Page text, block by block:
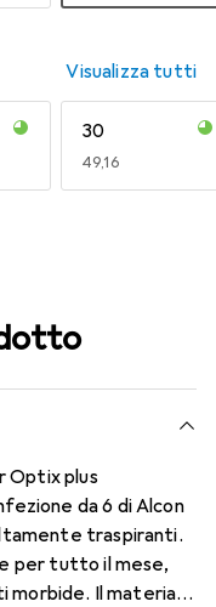
Visualizza tutti
30
EUR
49,16
Optix plus
da 6 di Alcon
traspiranti.
per tutto il mese,
morbide. Il materiale